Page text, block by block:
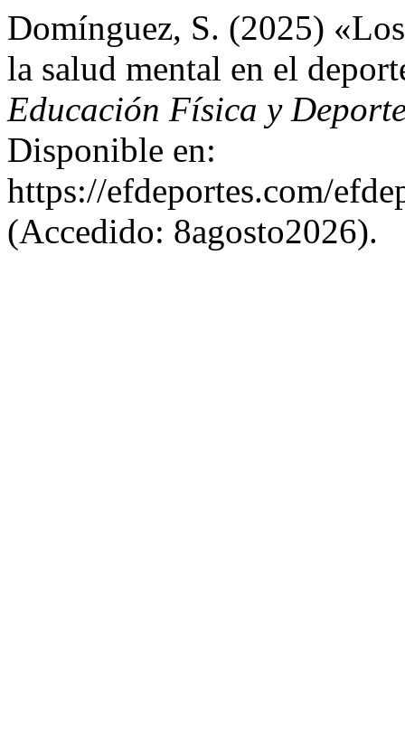
Domínguez, S. (2025)
la salud mental en el
Educación Física y
Disponible en:
https://efdeportes.com/
(Accedido: 8agosto2026).